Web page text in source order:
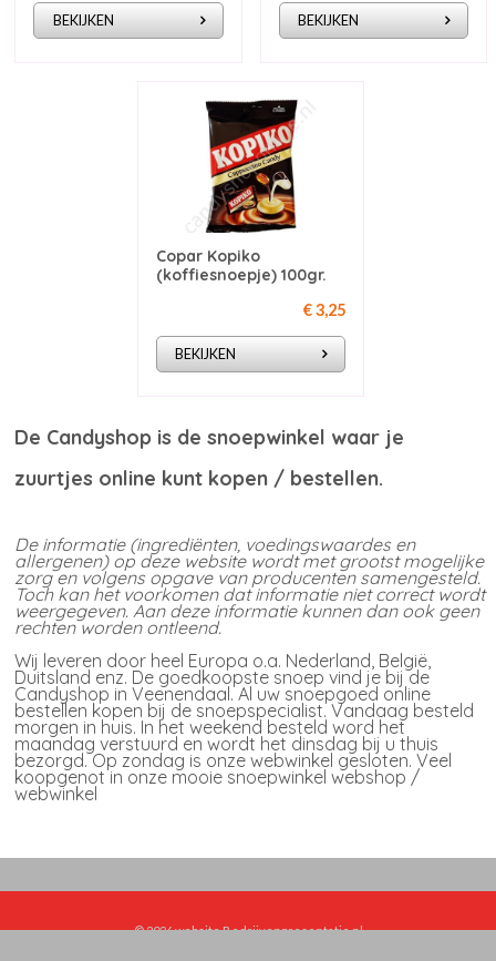
BEKIJKEN BEKIJKEN
Copar Kopiko
(koffiesnoepje) 100gr.
€ 3,25
BEKIJKEN
De Candyshop is de snoepwinkel waar je
zuurtjes online kunt kopen / bestellen.
De informatie (ingrediënten, voedingswaardes en
allergenen) op deze website wordt met grootst mogelijke
zorg en volgens opgave van producenten samengesteld.
Toch kan het voorkomen dat informatie niet correct wordt
weergegeven. Aan deze informatie kunnen dan ook geen
rechten worden ontleend.
Wij leveren door heel Europa o.a. Nederland, België,
Duitsland enz. De goedkoopste snoep vind je bij de
Candyshop in Veenendaal. Al uw snoepgoed online
bestellen kopen bij de snoepspecialist. Vandaag besteld
morgen in huis. In het weekend besteld word het
maandag verstuurd en wordt het dinsdag bij u thuis
bezorgd. Op zondag is onze webwinkel gesloten. Veel
koopgenot in onze mooie snoepwinkel webshop /
webwinkel
© 2026website Bedrijvenpresentatie.nl